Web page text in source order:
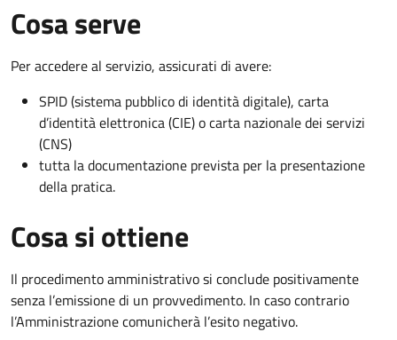
Cosa serve
Per accedere al servizio, assicurati di avere:
SPID (sistema pubblico di identità digitale), carta
d’identità elettronica (CIE) o carta nazionale dei servizi
(CNS)
tutta la documentazione prevista per la presentazione
della pratica.
Cosa si ottiene
Il procedimento amministrativo si conclude positivamente
senza l’emissione di un provvedimento. In caso contrario
l’Amministrazione comunicherà l’esito negativo.